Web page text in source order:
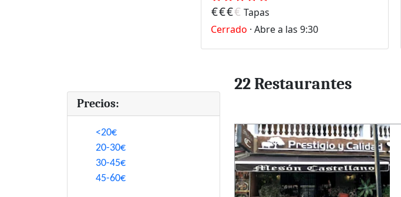
€€€€ Tapas
Cerrado · Abre a las 9:30
Precios:
<20€
20-30€
30-45€
45-60€
22 Restaurantes